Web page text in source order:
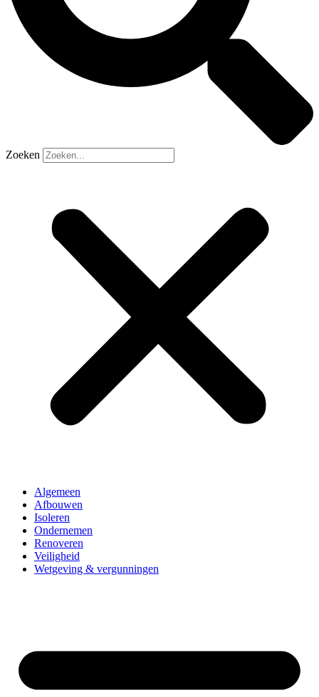
Zoeken
Algemeen
Afbouwen
Isoleren
Ondernemen
Renoveren
Veiligheid
Wetgeving & vergunningen